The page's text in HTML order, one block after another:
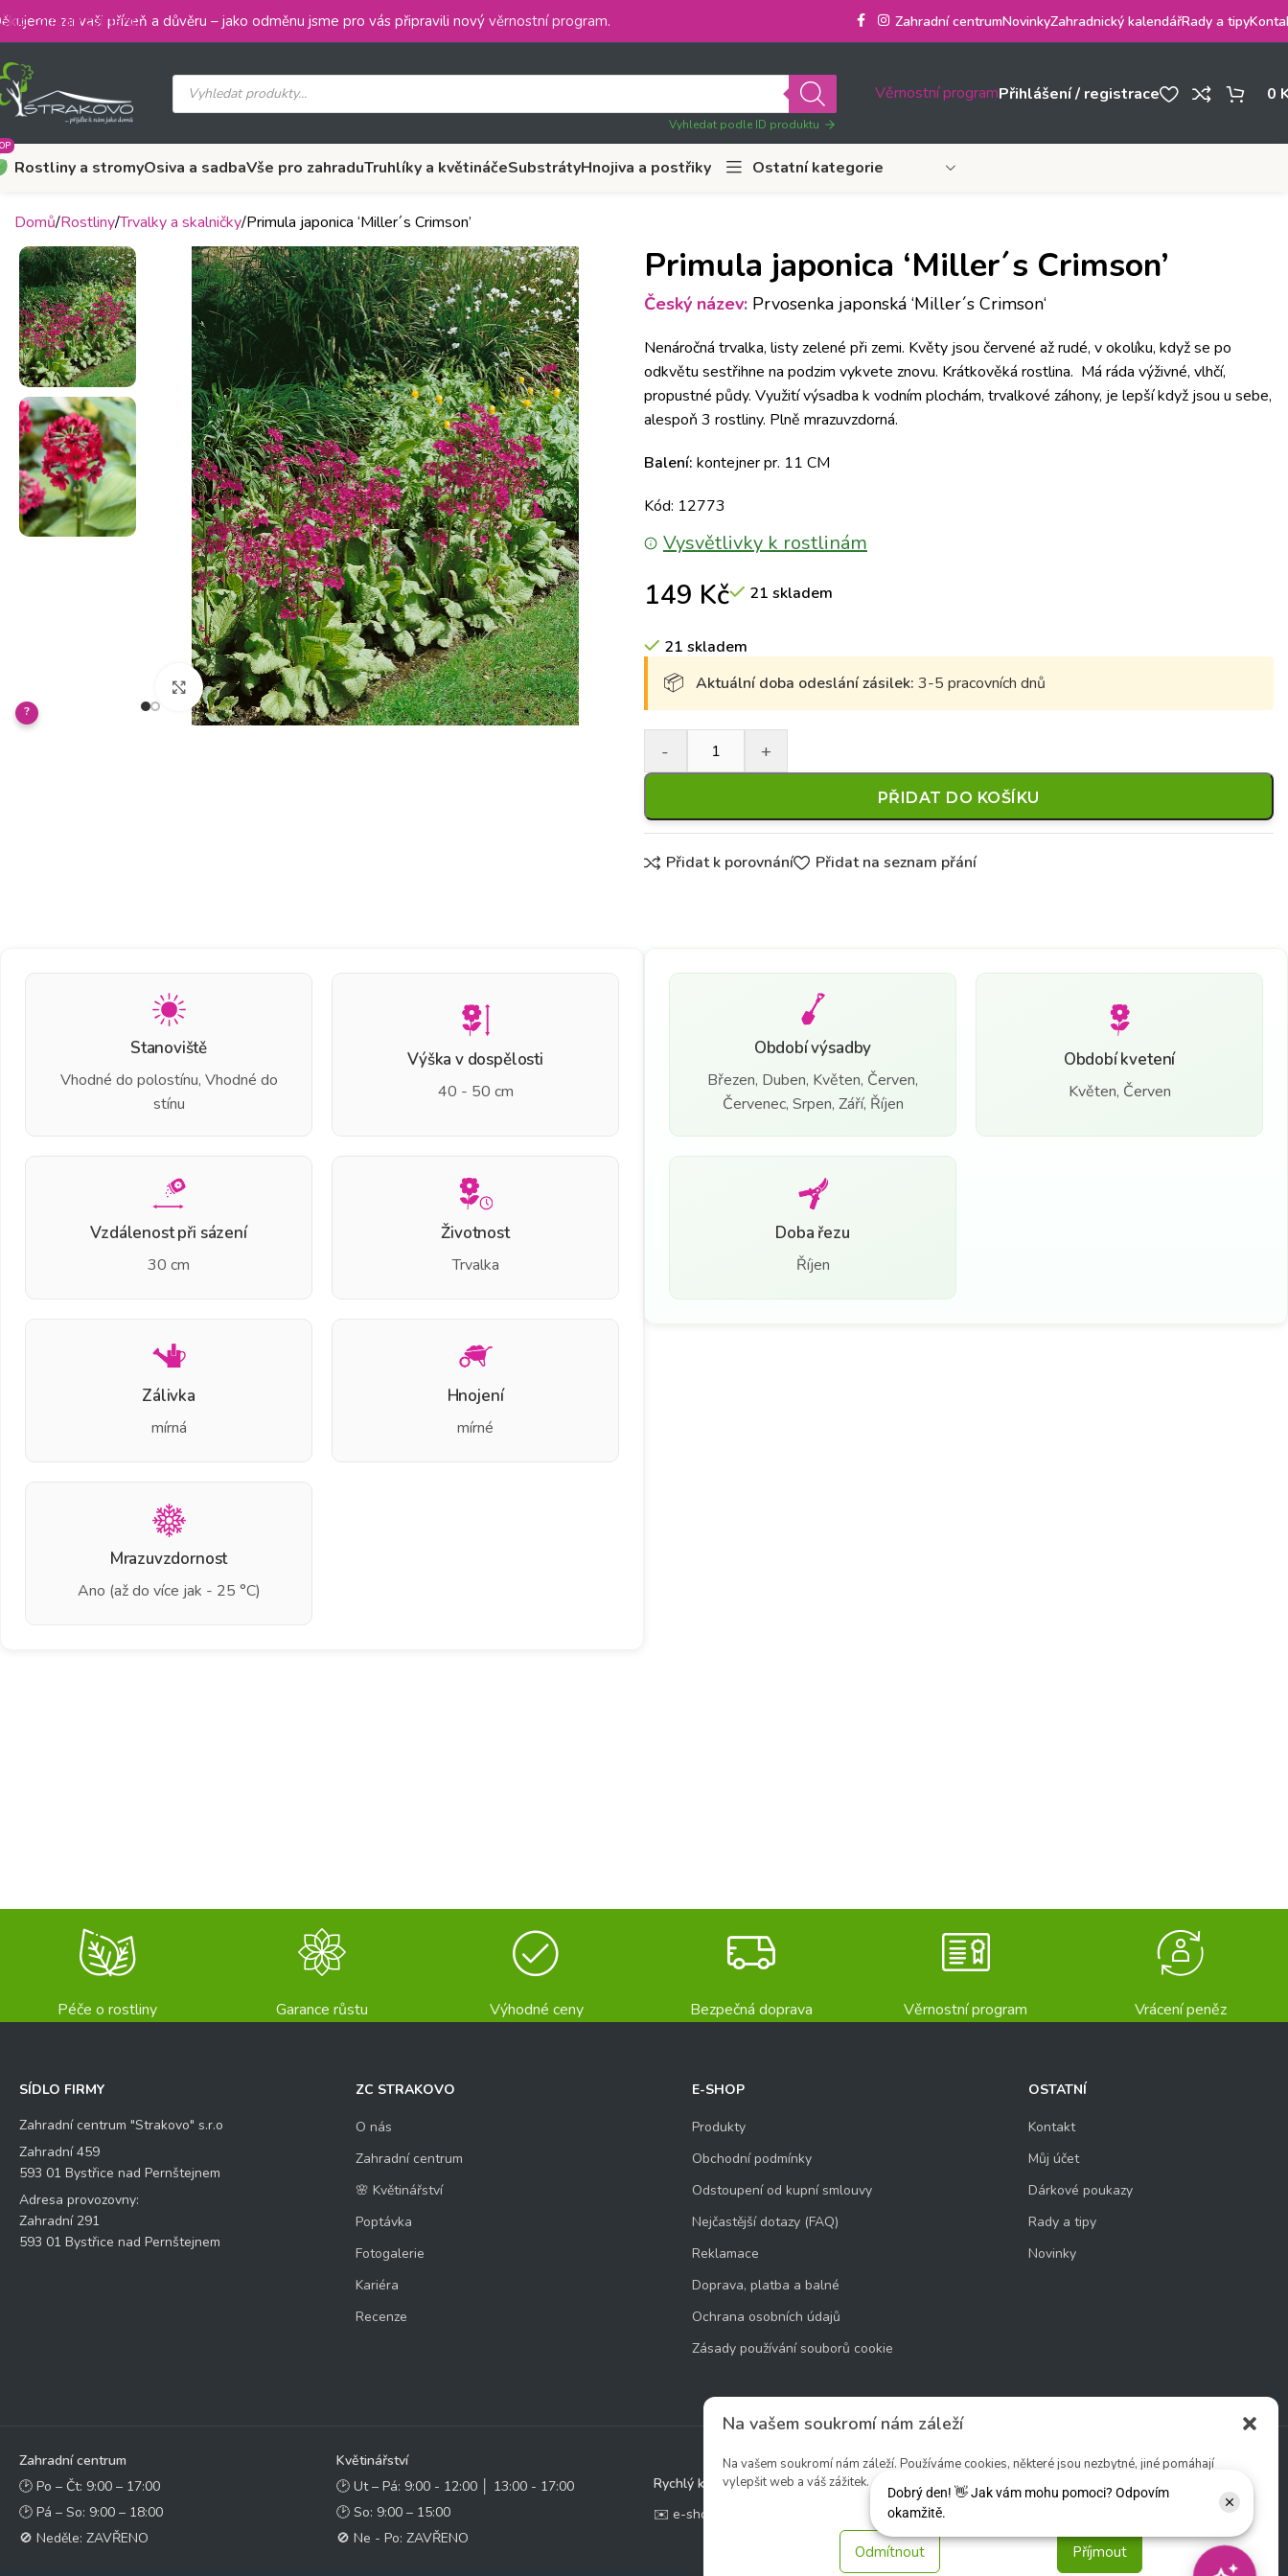
Na vašem soukromí nám záleží
Na vašem soukromí nám záleží. Používáme cookies, některé jsou nezbytné, jiné pomáhají
vylepšit web a váš zážitek.
Příjmout
Odmítnout
Skip to main content
za vaši přízeň a důvěru – jako odměnu jsme pro vás připravili nový věrnostní program. Zahradní centrumNovinkyZahradnický kalendářRady a tipy
Vyhledat podle ID produktu
Věrnostní programPřihlášení / registrace 0
Rostliny a stromyOsiva a sadbaVše pro zahraduTruhlíky a květináčeSubstrátyHnojiva a postřiky Ostatní kategorie
Domů Rostliny Trvalky a skalničky Primula japonica ‘Miller´s Crimson’
Klikněte pro zvětšení
?
Primula japonica ‘Miller´s Crimson’
Český název:Prvosenka japonská ‘Miller´s Crimson‘
Nenáročná trvalka, listy zelené při zemi. Květy jsou červené až rudé, v okolíku, když se po
odkvětu sestřihne na podzim vykvete znovu. Krátkověká rostlina. Má ráda výživné, vlhčí,
propustné půdy. Využití výsadba k vodním plochám, trvalkové záhony, je lepší když jsou u sebe,
alespoň 3 rostliny. Plně mrazuvzdorná.
Balení: kontejner pr. 11 CM
Kód: 12773
Vysvětlivky k rostlinám
149 Kč 21 skladem
21 skladem
Aktuální doba odeslání zásilek: 3-5 pracovních dnů
PŘIDAT DO KOŠÍKU
Přidat k porovnání Přidat na seznam přání
Stanoviště
Vhodné do polostínu, Vhodné do
stínu
Výška v dospělosti
40 - 50 cm
Vzdálenost při sázení
30 cm
Životnost
Trvalka
Zálivka
mírná
Hnojení
mírné
Mrazuvzdornost
Ano (až do více jak - 25 °C)
Období výsadby
Březen, Duben, Květen, Červen,
Červenec, Srpen, Září, Říjen
Období kvetení
Květen, Červen
Doba řezu
Říjen
Péče o rostliny Garance růstu Výhodné ceny Bezpečná doprava Věrnostní program Vrácení peněz
SÍDLO FIRMY
Zahradní centrum "Strakovo" s.r.o
Zahradní 459
593 01 Bystřice nad Pernštejnem
Adresa provozovny:
Zahradní 291
593 01 Bystřice nad Pernštejnem
ZC STRAKOVO
O nás
Zahradní centrum
🌸 Květinářství
Poptávka
Fotogalerie
Kariéra
Recenze
E-SHOP
Produkty
Obchodní podmínky
Odstoupení od kupní smlouvy
Nejčastější dotazy (FAQ)
Reklamace
Doprava, platba a balné
Ochrana osobních údajů
Zásady používání souborů cookie
OSTATNÍ
Kontakt
Můj účet
Dárkové poukazy
Rady a tipy
Novinky
Zahradní centrum
🕑 Po – Čt: 9:00 – 17:00
🕑 Pá – So: 9:00 – 18:00
🚫 Neděle: ZAVŘENO
Květinářství
🕑 Ut – Pá: 9:00 - 12:00 │ 13:00 - 17:00
🕑 So: 9:00 – 15:00
🚫 Ne - Po: ZAVŘENO
Rychlý kontakt:
✉️ e-shop@zcstrakovo.cz
Sledujte nás: